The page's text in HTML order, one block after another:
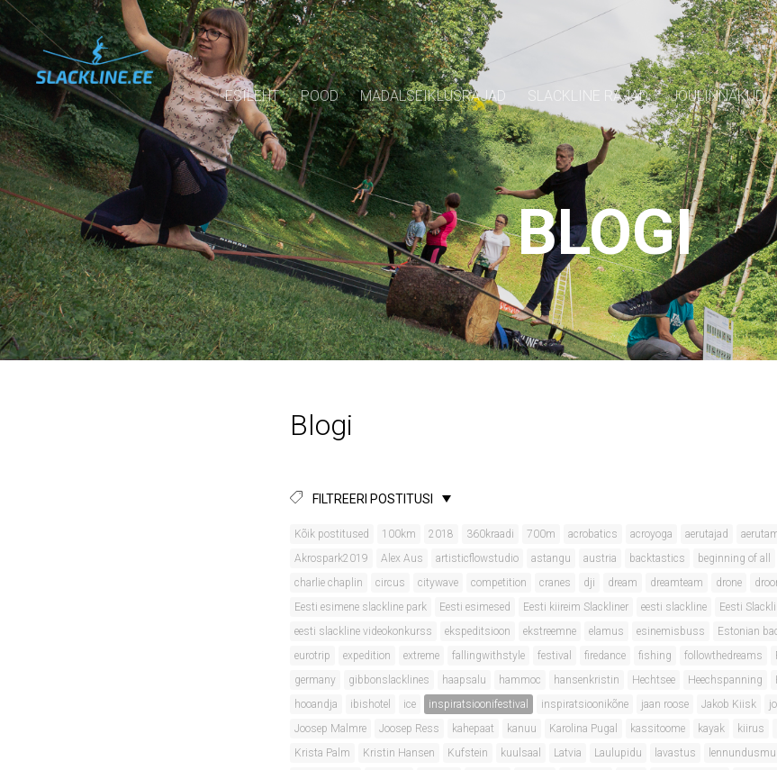
ESILEHT POOD MADALSEIKLUSRAJAD SLACKLINE RAJAD JÕULINNAKUD
BLOGI
Blogi
FILTREERI POSTITUSI
Kõik postitused 100km 2018 360kraadi 700m acrobatics acroyoga aerutajad
Akrospark2019
Alex Aus artisticflowstudio astangu austria backtastics beginning of all
charlie chaplin
circus citywave competition cranes dji dream dreamteam drone
Eesti esimene slackline park
Eesti esimesed Eesti kiireim Slackliner eesti slackline
Eesti
eesti slackline videokonkurss
ekspeditsioon ekstreemne elamus esinemisbuss Estonian
eurotrip
expedition extreme fallingwithstyle festival firedance fishing followthedreams
germany
gibbonslacklines haapsalu hammoc hansenkristin Hechtsee Heechspanning
hooandja
ibishotel ice inspiratsioonifestival inspiratsioonikõne jaan roose Jakob Kiisk
Joosep Malmre
Joosep Ress kahepaat kanuu Karolina Pugal kassitoome kayak kiirus
Krista Palm
Kristin Hansen Kufstein kuulsaal Latvia Laulupidu lavastus